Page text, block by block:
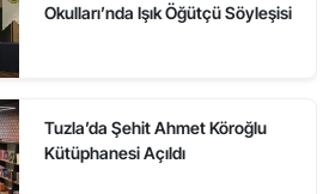
Okulları’nda Işık Öğütçü Söyleşisi
Tuzla’da Şehit Ahmet Köroğlu
Kütüphanesi Açıldı